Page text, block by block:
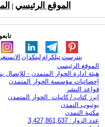
الموقع الرئيسي
لينكدإن تيلكرامبنترست
الموقع الرئيسي
هيئة ادارة الحوار المتمدن - للإتصال
إحصائيات مؤسسة الحوار المتمدن
قواعد النشر
ابرز كتاب / كاتبات الحوار المتمدن
يوتيوب التمدن
مكتبة التمدن
عدد الزوار: 3,427,861,637